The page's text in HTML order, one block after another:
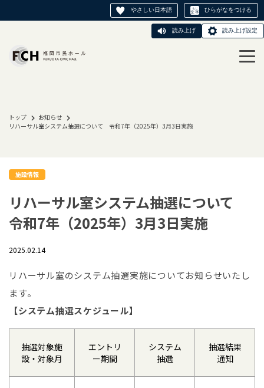
やさしい日本語 ひらがなをつける
読み上げ 読み上げ設定
トップ
お知らせ
リハーサル室システム抽選について 令和7年（2025年）3月3日実施
施設情報
リハーサル室システム抽選について
令和7年（2025年）3月3日実施
2025.02.14
リハーサル室のシステム抽選実施についてお知らせいたし
ます。
【システム抽選スケジュール】
抽選対象施
設・対象月
エントリ
ー期間
システム
抽選
抽選結果
通知